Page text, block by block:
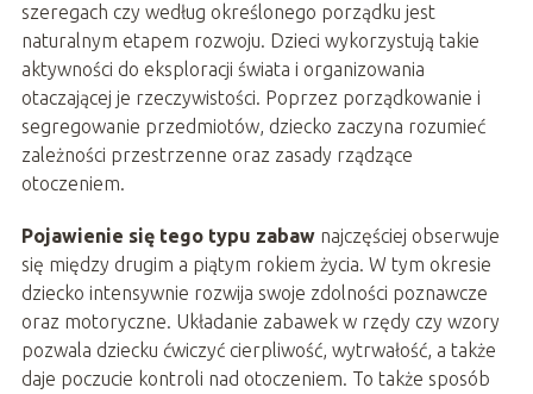
szeregach czy według określonego porządku jest
naturalnym etapem rozwoju. Dzieci wykorzystują takie
aktywności do eksploracji świata i organizowania
otaczającej je rzeczywistości. Poprzez porządkowanie i
segregowanie przedmiotów, dziecko zaczyna rozumieć
zależności przestrzenne oraz zasady rządzące
otoczeniem.
Pojawienie się tego typu zabawnajczęściej obserwuje
się między drugim a piątym rokiem życia. W tym okresie
dziecko intensywnie rozwija swoje zdolności poznawcze
oraz motoryczne. Układanie zabawek w rzędy czy wzory
pozwala dziecku ćwiczyć cierpliwość, wytrwałość, a także
daje poczucie kontroli nad otoczeniem. To także sposób